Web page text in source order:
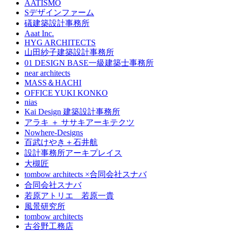
AATISMO
Sデザインファーム
礒建築設計事務所
Aaat Inc.
HYG ARCHITECTS
山田紗子建築設計事務所
01 DESIGN BASE一級建築士事務所
near architects
MASS＆HACHI
OFFICE YUKI KONKO
nias
Kai Design 建築設計事務所
アラキ ＋ ササキアーキテクツ
Nowhere-Designs
百武けやき＋石井航
設計事務所アーキプレイス
大槻匠
tombow architects ×合同会社スナバ
合同会社スナバ
若原アトリエ 若原一貴
風景研究所
tombow architects
古谷野工務店